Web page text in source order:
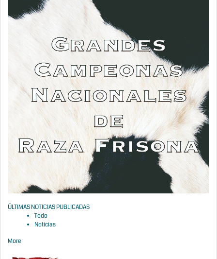
ÚLTIMAS NOTICIAS PUBLICADAS
Todo
Noticias
More